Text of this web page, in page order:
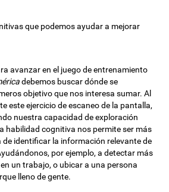
que podemos ayudar a mejorar
avanzar en el juego de entrenamiento
debemos buscar dónde se
objetivo que nos interesa sumar. Al
este ejercicio de escaneo de la pantalla,
nuestra capacidad de exploración
habilidad cognitiva nos permite ser más
de identificar la información relevante de
por ejemplo, a detectar más
un trabajo, o ubicar a una persona
lleno de gente.